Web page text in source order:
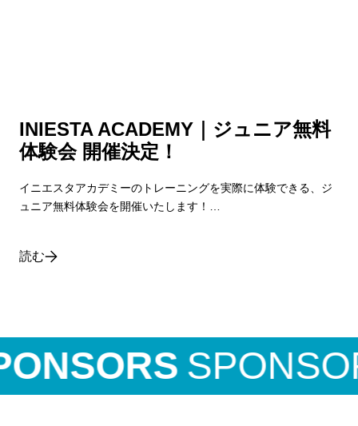
INIESTA ACADEMY｜ジュニア無料
体験会 開催決定！
イニエスタアカデミーのトレーニングを実際に体験できる、ジ
ュニア無料体験会を開催いたします！…
読む